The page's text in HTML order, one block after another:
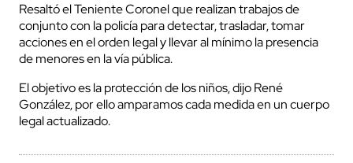
Resaltó el Teniente Coronel que realizan trabajos de
conjunto con la policía para detectar, trasladar, tomar
acciones en el orden legal y llevar al mínimo la presencia
de menores en la vía pública.
El objetivo es la protección de los niños, dijo René
González, por ello amparamos cada medida en un cuerpo
legal actualizado.